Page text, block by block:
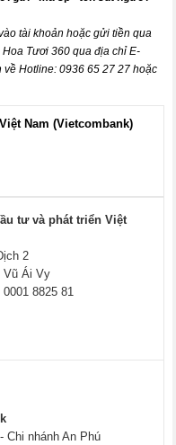
tài khoản hoặc gửi tiền qua
Tươi 360 qua địa chỉ E-
về Hotline: 0936 65 27 27 hoặc
Nam (Vietcombank)
tư và phát triển Việt
2
Vũ Ái Vy
0001 8825 81
Chi nhánh An Phú